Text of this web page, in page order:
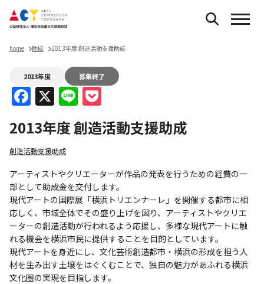
home 助成 2013年度 創造活動支援助成
2013年度 募集終了
Facebook
X Line
2013年度 創造活動支援助成
創造活動支援助成
アーティストやクリエーターが作品の発表を行うための経費の一
部として助成金を交付します。
現代アートの国際展「横浜トリエンナーレ」を開催する都市に相
応しく、市域全体でその盛り上げを図り、アーティストやクリエ
ーターの創造活動が行われるよう応援し、多様な現代アートに触
れる機会を横浜市民に提供することを目的としています。
現代アートを身近にし、文化芸術創造都市・横浜の形成を担う人
材を生み出す土壌をはぐくむことで、独自の魅力があふれる横浜
文化圏の実現を目指します。